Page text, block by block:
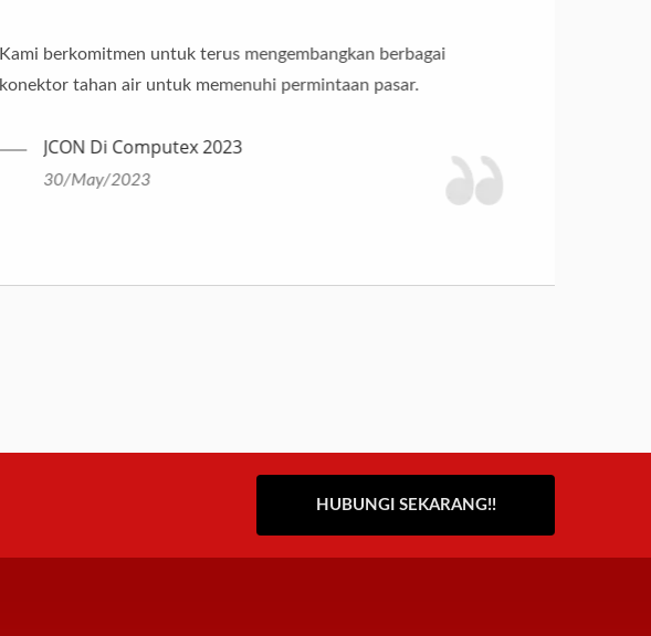
Kami berkomitmen untuk terus mengembangkan berbagai
konektor tahan air untuk memenuhi permintaan pasar.
JCON Di Computex 2023
30/May/2023
HUBUNGI SEKARANG!!